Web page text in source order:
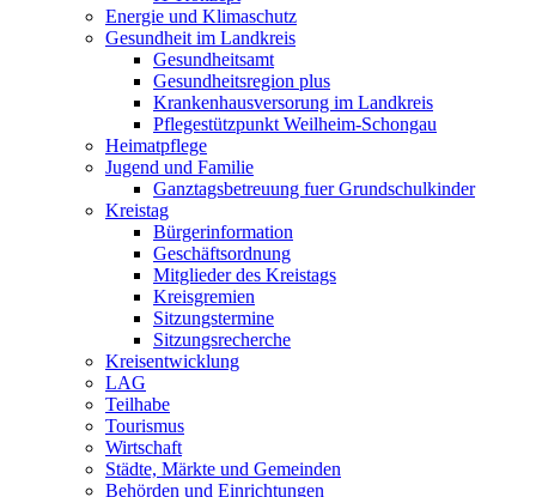
Energie und Klimaschutz
Gesundheit im Landkreis
Gesundheitsamt
Gesundheitsregion plus
Krankenhausversorung im Landkreis
Pflegestützpunkt Weilheim-Schongau
Heimatpflege
Jugend und Familie
Ganztagsbetreuung fuer Grundschulkinder
Kreistag
Bürgerinformation
Geschäftsordnung
Mitglieder des Kreistags
Kreisgremien
Sitzungstermine
Sitzungsrecherche
Kreisentwicklung
LAG
Teilhabe
Tourismus
Wirtschaft
Städte, Märkte und Gemeinden
Behörden und Einrichtungen